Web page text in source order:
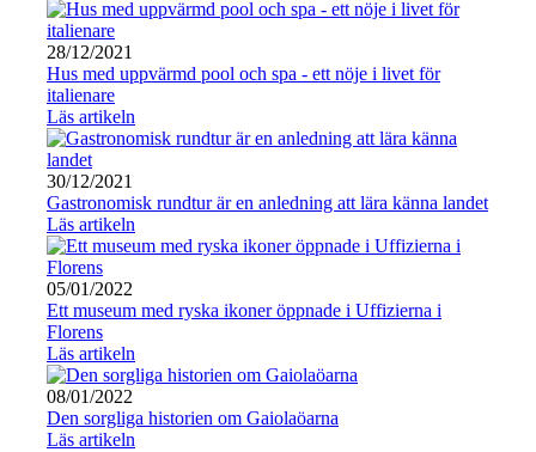
28/12/2021
Hus med uppvärmd pool och spa - ett nöje i livet för
italienare
Läs artikeln
30/12/2021
Gastronomisk rundtur är en anledning att lära känna landet
Läs artikeln
05/01/2022
Ett museum med ryska ikoner öppnade i Uffizierna i
Florens
Läs artikeln
08/01/2022
Den sorgliga historien om Gaiolaöarna
Läs artikeln